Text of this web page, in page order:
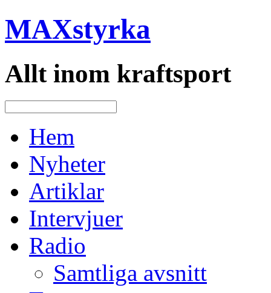
MAXstyrka
Allt inom kraftsport
Hem
Nyheter
Artiklar
Intervjuer
Radio
Samtliga avsnitt